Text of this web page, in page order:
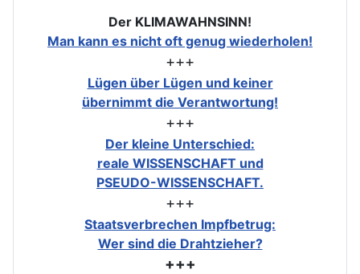
Der KLIMAWAHNSINN!
Man kann es nicht oft genug wiederholen!
+++
Lügen über Lügen und keiner
übernimmt die Verantwortung!
+++
Der kleine Unterschied:
reale WISSENSCHAFT und
PSEUDO-WISSENSCHAFT.
+++
Staatsverbrechen Impfbetrug:
Wer sind die Drahtzieher?
+++